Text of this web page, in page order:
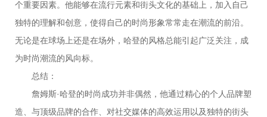
个重要因素。他能够在流行元素和街头文化的基础上，加入自己
独特的理解和创意，使得自己的时尚形象常常走在潮流的前沿。
无论是在球场上还是在场外，哈登的风格总能引起广泛关注，成
为时尚潮流的风向标。
总结：
詹姆斯·哈登的时尚成功并非偶然，他通过精心的个人品牌塑
造、与顶级品牌的合作、对社交媒体的高效运用以及独特的街头